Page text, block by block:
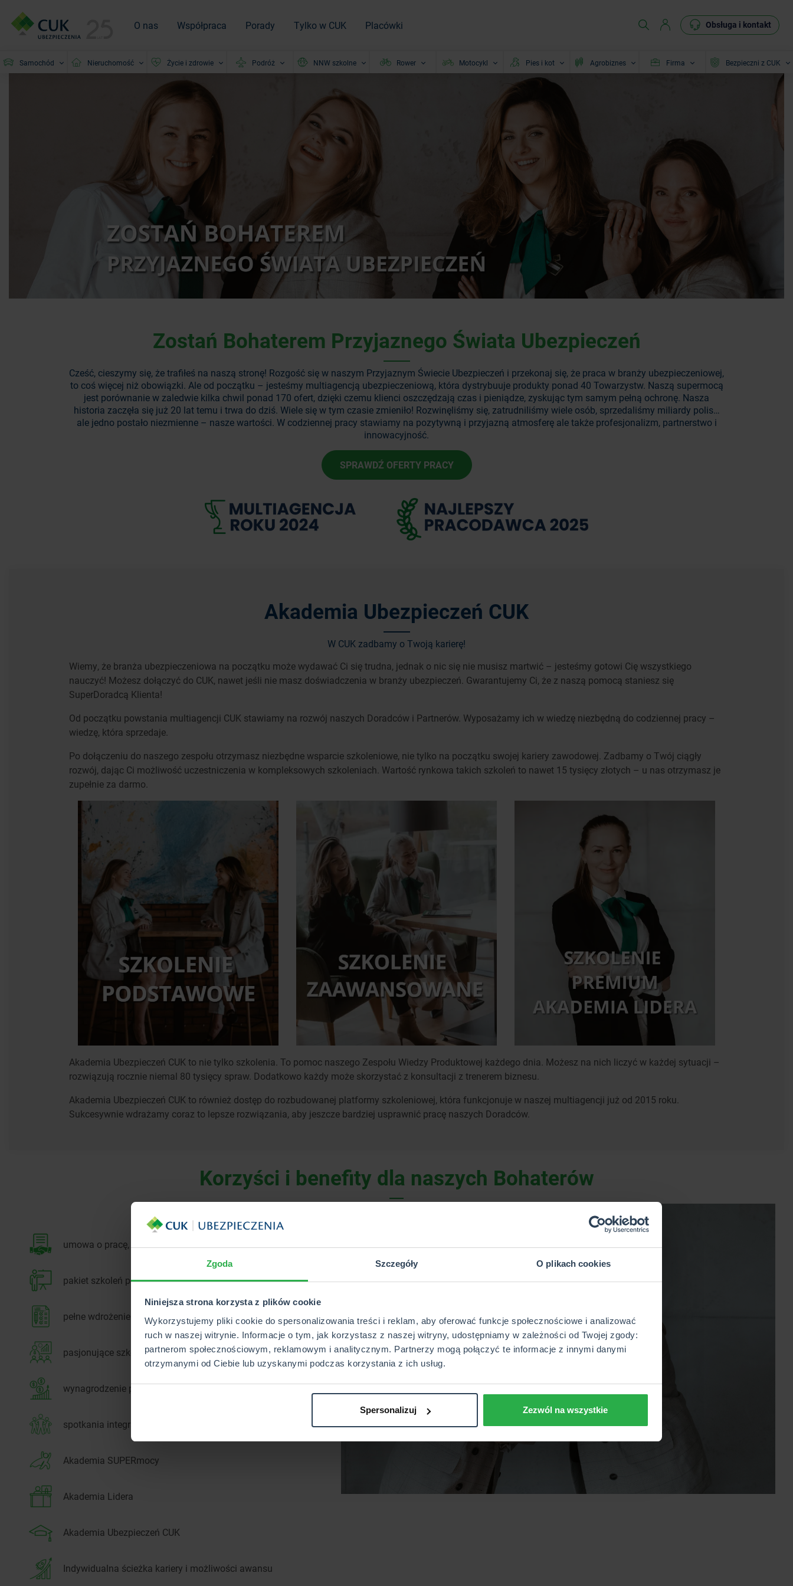
Zgoda Szczegóły O plikach cookies
Niniejsza strona korzysta z plików cookie
Wykorzystujemy pliki cookie do spersonalizowania treści i reklam, aby oferować funkcje społecznościowe i analizować
ruch w naszej witrynie. Informacje o tym, jak korzystasz z naszej witryny, udostępniamy w zależności od Twojej zgody:
partnerom społecznościowym, reklamowym i analitycznym. Partnerzy mogą połączyć te informacje z innymi danymi
otrzymanymi od Ciebie lub uzyskanymi podczas korzystania z ich usług.
Spersonalizuj Zezwól na wszystkie
O nas Współpraca Porady Tylko w CUK Placówki Obsługa i kontakt
Samochód Nieruchomość Życie i zdrowie Podróż NNW szkolne Rower Motocykl Pies i kot Agrobiznes Firma Bezpieczni z CUK
Zostań Bohaterem Przyjaznego Świata Ubezpieczeń
Cześć, cieszymy się, że trafiłeś na naszą stronę! Rozgość się w naszym Przyjaznym Świecie Ubezpieczeń i przekonaj się, że praca w branży ubezpieczeniowej,
to coś więcej niż obowiązki. Ale od początku – jesteśmy multiagencją ubezpieczeniową, która dystrybuuje produkty ponad 40 Towarzystw. Naszą supermocą
jest porównanie w zaledwie kilka chwil ponad 170 ofert, dzięki czemu klienci oszczędzają czas i pieniądze, zyskując tym samym pełną ochronę. Nasza
historia zaczęła się już 20 lat temu i trwa do dziś. Wiele się w tym czasie zmieniło! Rozwinęliśmy się, zatrudniliśmy wiele osób, sprzedaliśmy miliardy polis…
ale jedno postało niezmienne – nasze wartości. W codziennej pracy stawiamy na pozytywną i przyjazną atmosferę ale także profesjonalizm, partnerstwo i
innowacyjność.
SPRAWDŹ OFERTY PRACY
Akademia Ubezpieczeń CUK
W CUK zadbamy o Twoją karierę!
Wiemy, że branża ubezpieczeniowa na początku może wydawać Ci się trudna, jednak o nic się nie musisz martwić – jesteśmy gotowi Cię wszystkiego
nauczyć! Możesz dołączyć do CUK, nawet jeśli nie masz doświadczenia w branży ubezpieczeń. Gwarantujemy Ci, że z naszą pomocą staniesz się
SuperDoradcą Klienta!
Od początku powstania multiagencji CUK stawiamy na rozwój naszych Doradców i Partnerów. Wyposażamy ich w wiedzę niezbędną do codziennej pracy –
wiedzę, która sprzedaje.
Po dołączeniu do naszego zespołu otrzymasz niezbędne wsparcie szkoleniowe, nie tylko na początku swojej kariery zawodowej. Zadbamy o Twój ciągły
rozwój, dając Ci możliwość uczestniczenia w kompleksowych szkoleniach. Wartość rynkowa takich szkoleń to nawet 15 tysięcy złotych – u nas otrzymasz je
zupełnie za darmo.
Akademia Ubezpieczeń CUK to nie tylko szkolenia. To pomoc naszego Zespołu Wiedzy Produktowej każdego dnia. Możesz na nich liczyć w każdej sytuacji –
rozwiązują rocznie niemal 80 tysięcy spraw. Dodatkowo każdy może skorzystać z konsultacji z trenerem biznesu.
Akademia Ubezpieczeń CUK to również dostęp do rozbudowanej platformy szkoleniowej, która funkcjonuje w naszej multiagencji już od 2015 roku.
Sukcesywnie wdrażamy coraz to lepsze rozwiązania, aby jeszcze bardziej usprawnić pracę naszych Doradców.
Korzyści i benefity dla naszych Bohaterów
umowa o pracę, stabilność i bezpieczeństwo zatrudnienia
pakiet szkoleń początkowych
pełne wdrożenie przez Twojego przełożonego
pasjonujące szkolenia rozwojowe
wynagrodzenie podstawowe + comiesięczne premie
spotkania integracyjne z zespołem i ogólnofirmowe
Akademia SUPERmocy
Akademia Lidera
Akademia Ubezpieczeń CUK
Indywidualna ścieżka kariery i możliwości awansu